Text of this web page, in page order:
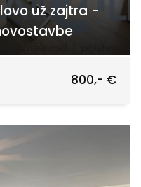
už zajtra -
800,- €